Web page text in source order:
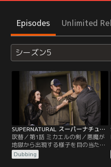
Episodes Unlimited
シーズン5
SUPERNATURAL スーパーナチュラル シーズン5 第01話／吹替
吹替／第1話 ミカエルの剣／悪魔が
地獄から出現する様子を目の当たり
にして、サムとディーンが立ちつく
す…という衝撃的なシーンで、フォ
Dubbing